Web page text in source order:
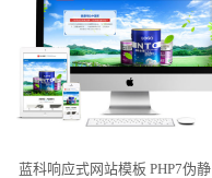
蓝科响应式网站模板 PHP7伪静